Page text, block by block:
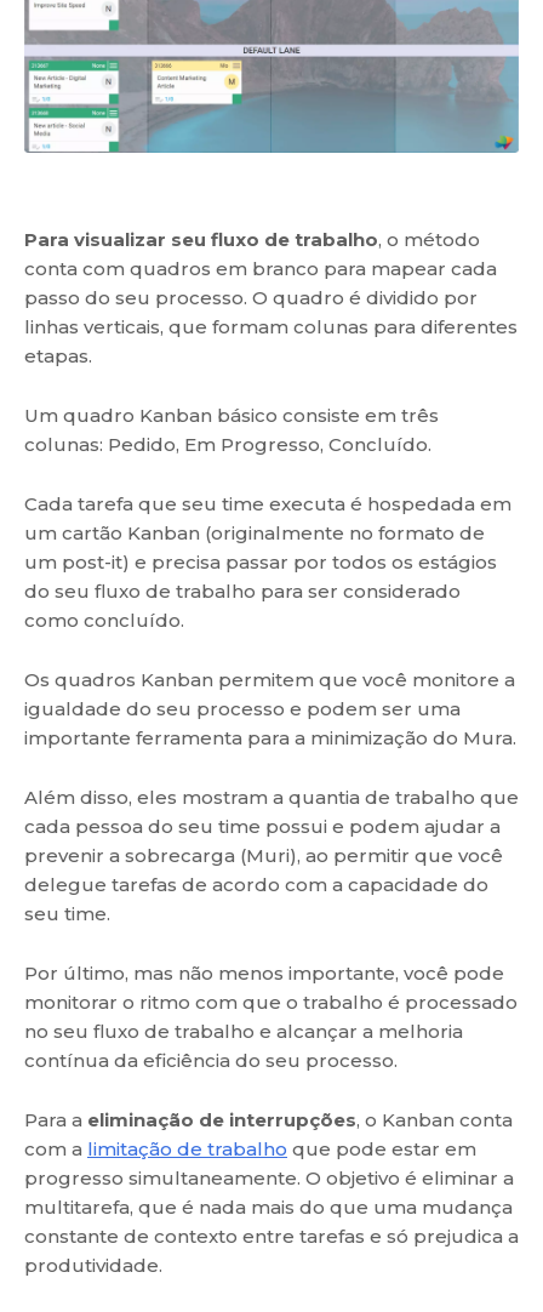
Para visualizar seu fluxo de trabalho, o método
conta com quadros em branco para mapear cada
passo do seu processo. O quadro é dividido por
linhas verticais, que formam colunas para diferentes
etapas.
Um quadro Kanban básico consiste em três
colunas: Pedido, Em Progresso, Concluído.
Cada tarefa que seu time executa é hospedada em
um cartão Kanban (originalmente no formato de
um post-it) e precisa passar por todos os estágios
do seu fluxo de trabalho para ser considerado
como concluído.
Os quadros Kanban permitem que você monitore a
igualdade do seu processo e podem ser uma
importante ferramenta para a minimização do Mura.
Além disso, eles mostram a quantia de trabalho que
cada pessoa do seu time possui e podem ajudar a
prevenir a sobrecarga (Muri), ao permitir que você
delegue tarefas de acordo com a capacidade do
seu time.
Por último, mas não menos importante, você pode
monitorar o ritmo com que o trabalho é processado
no seu fluxo de trabalho e alcançar a melhoria
contínua da eficiência do seu processo.
Para a eliminação de interrupções, o Kanban conta
com a limitação de trabalho que pode estar em
progresso simultaneamente. O objetivo é eliminar a
multitarefa, que é nada mais do que uma mudança
constante de contexto entre tarefas e só prejudica a
produtividade.